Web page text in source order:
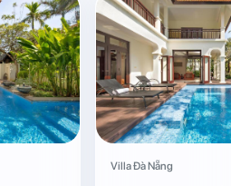
Villa Đà Nẵng